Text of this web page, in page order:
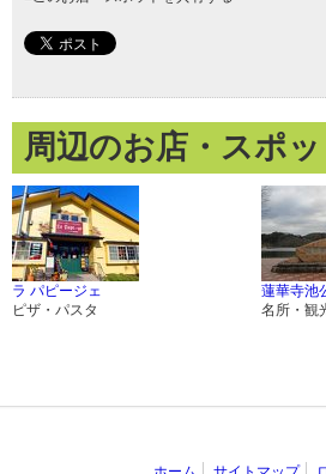
周辺のお店・スポッ
ラ パピージェ
ピザ・パスタ
蓮華寺池
名所・観